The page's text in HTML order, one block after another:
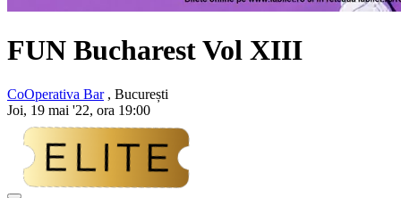
FUN Bucharest Vol XIII
CoOperativa Bar, București
Joi, 19 mai '22, ora 19:00